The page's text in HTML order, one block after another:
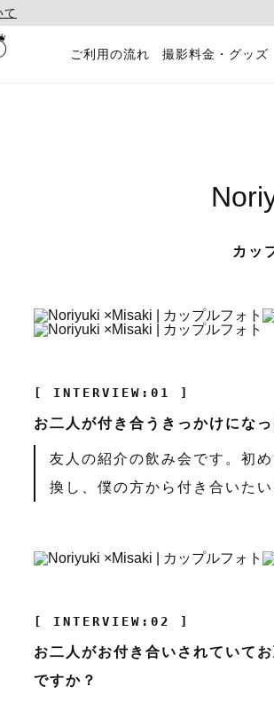
て
ご利用の流れ 撮影料金・グッズ
カッ
[ INTERVIEW:01 ]
お二人が付き合うきっかけにな
友人の紹介の飲み会です。初
換し、僕の方から付き合いた
[ INTERVIEW:02 ]
お二人がお付き合いされていて
ですか？